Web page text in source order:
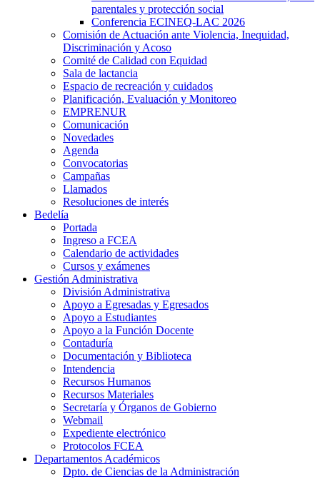
parentales y protección social
Conferencia ECINEQ-LAC 2026
Comisión de Actuación ante Violencia, Inequidad,
Discriminación y Acoso
Comité de Calidad con Equidad
Sala de lactancia
Espacio de recreación y cuidados
Planificación, Evaluación y Monitoreo
EMPRENUR
Comunicación
Novedades
Agenda
Convocatorias
Campañas
Llamados
Resoluciones de interés
Bedelía
Portada
Ingreso a FCEA
Calendario de actividades
Cursos y exámenes
Gestión Administrativa
División Administrativa
Apoyo a Egresadas y Egresados
Apoyo a Estudiantes
Apoyo a la Función Docente
Contaduría
Documentación y Biblioteca
Intendencia
Recursos Humanos
Recursos Materiales
Secretaría y Órganos de Gobierno
Webmail
Expediente electrónico
Protocolos FCEA
Departamentos Académicos
Dpto. de Ciencias de la Administración